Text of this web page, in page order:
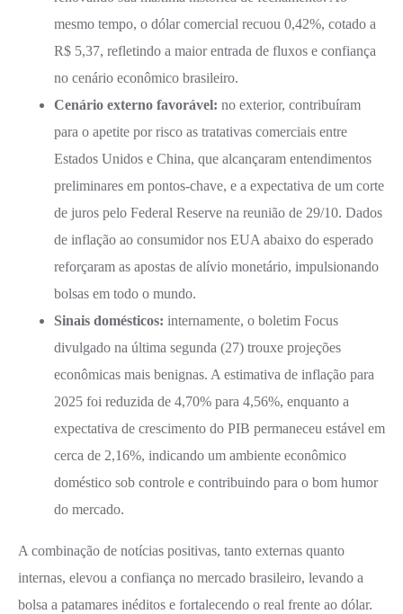
mesmo tempo, o dólar comercial recuou 0,42%, cotado a
R$ 5,37, refletindo a maior entrada de fluxos e confiança
no cenário econômico brasileiro.
Cenário externo favorável: no exterior, contribuíram
para o apetite por risco as tratativas comerciais entre
Estados Unidos e China, que alcançaram entendimentos
preliminares em pontos-chave, e a expectativa de um corte
de juros pelo Federal Reserve na reunião de 29/10. Dados
de inflação ao consumidor nos EUA abaixo do esperado
reforçaram as apostas de alívio monetário, impulsionando
bolsas em todo o mundo.
Sinais domésticos: internamente, o boletim Focus
divulgado na última segunda (27) trouxe projeções
econômicas mais benignas. A estimativa de inflação para
2025 foi reduzida de 4,70% para 4,56%, enquanto a
expectativa de crescimento do PIB permaneceu estável em
cerca de 2,16%, indicando um ambiente econômico
doméstico sob controle e contribuindo para o bom humor
do mercado.
A combinação de notícias positivas, tanto externas quanto
internas, elevou a confiança no mercado brasileiro, levando a
bolsa a patamares inéditos e fortalecendo o real frente ao dólar.